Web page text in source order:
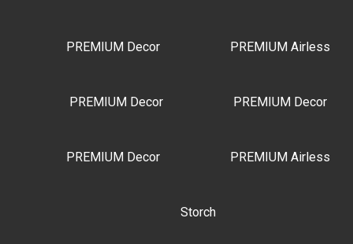
PREMIUM Decor PREMIUM Airless
PREMIUM Decor PREMIUM Decor
PREMIUM Decor PREMIUM Airless
Storch